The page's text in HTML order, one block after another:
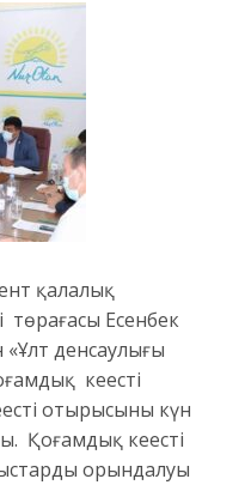
қалалық
төрағасы Есенбек
денсаулығы
кеңестің
отырысының күн
Қоғамдық кеңестің
орындалуы